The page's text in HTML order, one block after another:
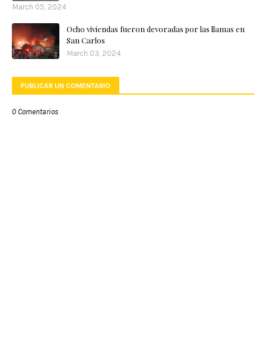
March 05, 2024
Ocho viviendas fueron devoradas por las llamas en
San Carlos
March 03, 2024
PUBLICAR UN COMENTARIO
0 Comentarios